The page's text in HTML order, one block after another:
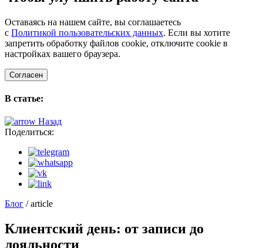
Оставаясь на нашем сайте, вы соглашаетесь
с Политикой пользовательских данных. Если вы хотите
запретить обработку файлов cookie, отключите cookie в
настройках вашего браузера.
Согласен
В статье:
Назад
Поделиться:
Блог / article
Клиентский день: от записи до
лояльности